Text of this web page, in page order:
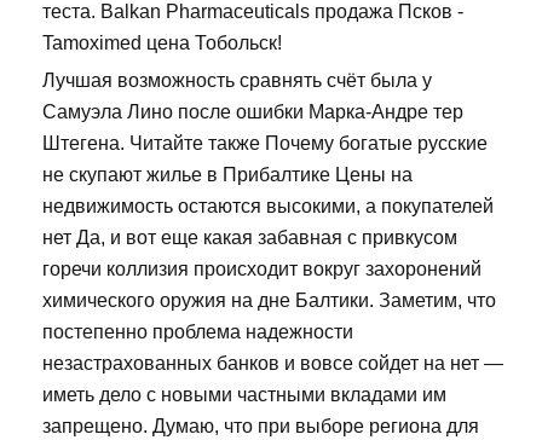
теста. Balkan Pharmaceuticals продажа Псков -
Tamoximed цена Тобольск!
Лучшая возможность сравнять счёт была у
Самуэла Лино после ошибки Марка-Андре тер
Штегена. Читайте также Почему богатые русские
не скупают жилье в Прибалтике Цены на
недвижимость остаются высокими, а покупателей
нет Да, и вот еще какая забавная с привкусом
горечи коллизия происходит вокруг захоронений
химического оружия на дне Балтики. Заметим, что
постепенно проблема надежности
незастрахованных банков и вовсе сойдет на нет —
иметь дело с новыми частными вкладами им
запрещено. Думаю, что при выборе региона для